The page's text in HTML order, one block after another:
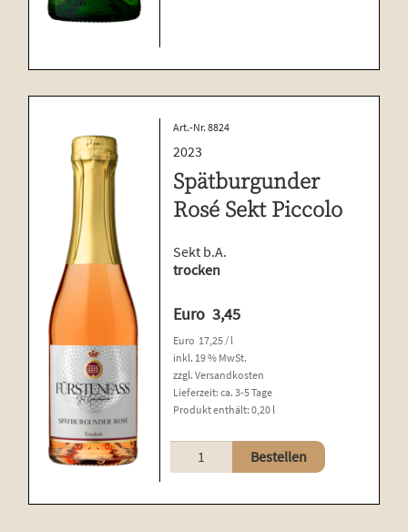
Art.-Nr. 8824
2023
Spätburgunder
Rosé Sekt Piccolo
Sekt b.A.
trocken
Euro 3,45
Euro 17,25/ l
inkl. 19 % MwSt.
zzgl.Versandkosten
Lieferzeit:ca. 3-5 Tage
Produkt enthält: 0,20 l
Spätburgunder
Rosé
Bestellen